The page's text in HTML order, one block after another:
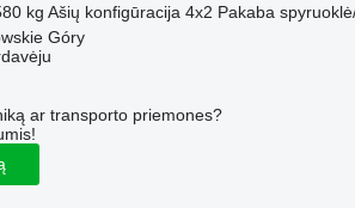
kg Ašių konfigūracija 4x2 Pakaba
Góry
ar transporto priemones?